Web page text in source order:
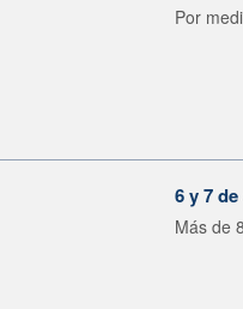
Por
6 y 7
Más de